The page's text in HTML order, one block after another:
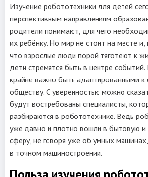
Изучение робототехники для детей
перспективным направлениям
родители понимают, для чего
их ребёнку. Но мир не стоит на месте и,
что взрослые люди порой тяготеют к
дети стремятся быть в центре
крайне важно быть адаптированными к
обществу. С уверенностью можно
будут востребованы специалисты,
разбираются в робототехнике. Ведь
уже давно и плотно вошли в бытовую
сферу, не говоря уже об умных
в точном машиностроении.